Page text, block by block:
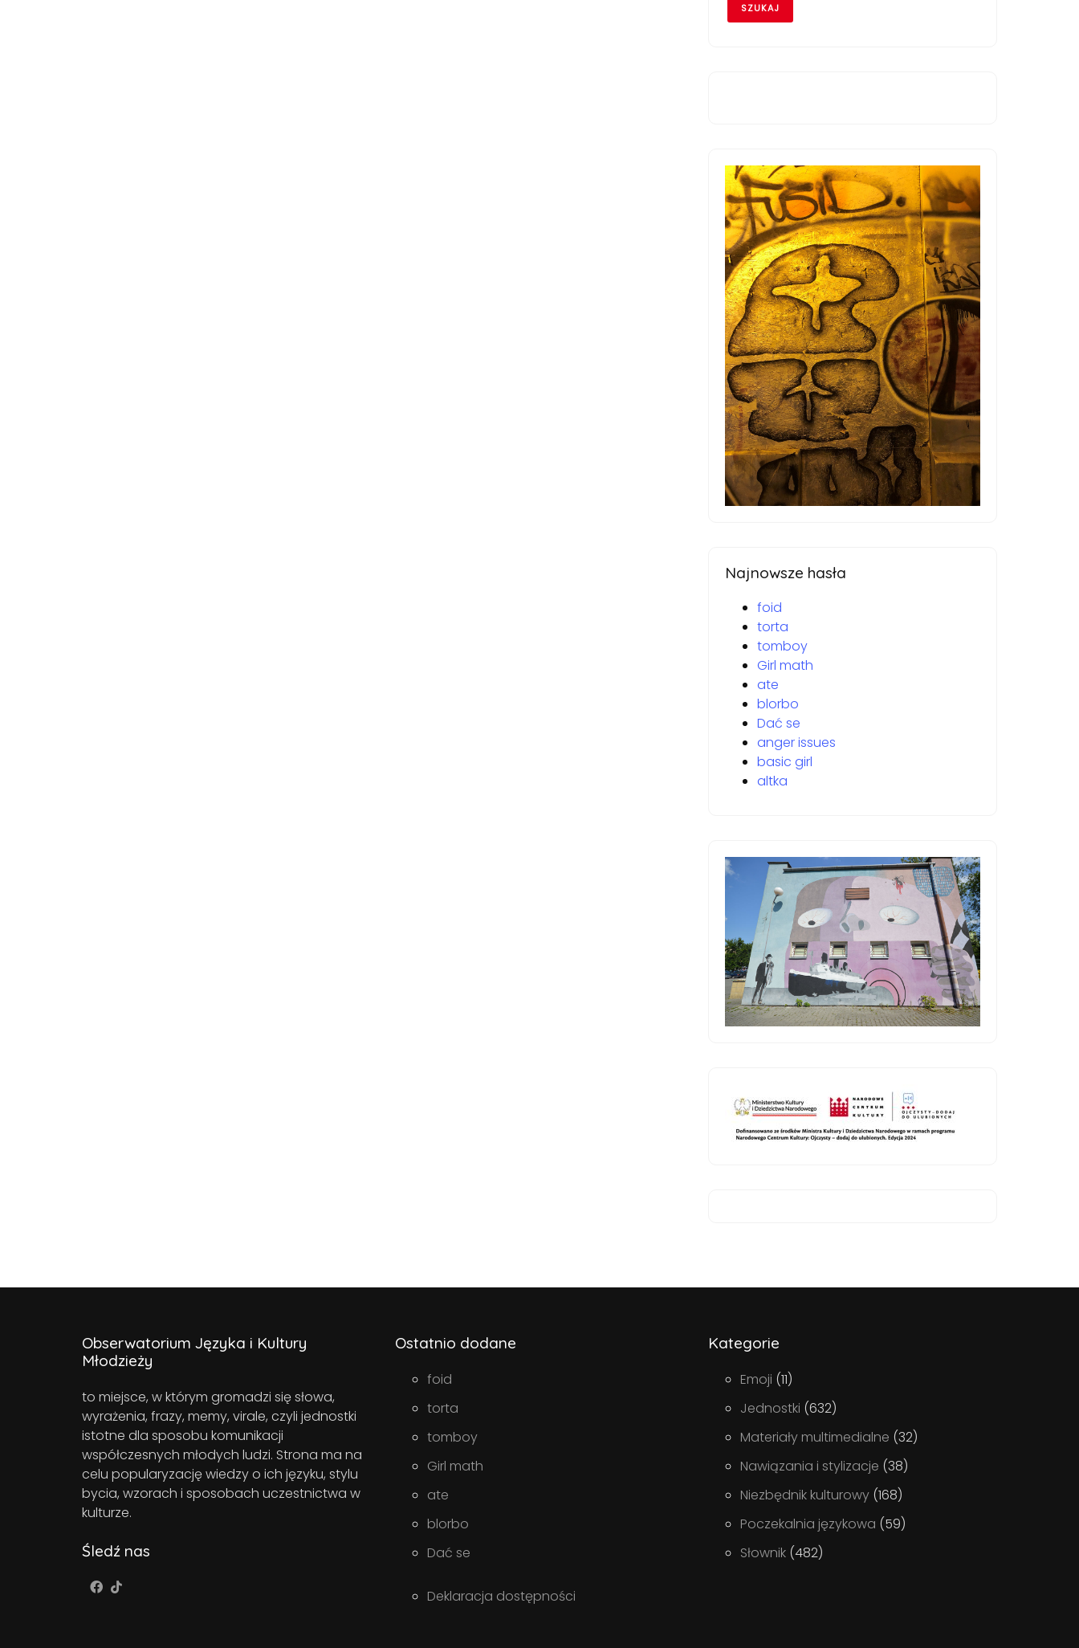
Najnowsze hasła
foid
torta
tomboy
Girl math
ate
blorbo
Dać se
anger issues
basic girl
altka
Obserwatorium Języka i Kultury
Młodzieży
to miejsce, w którym gromadzi się słowa,
wyrażenia, frazy, memy, virale, czyli jednostki
istotne dla sposobu komunikacji
współczesnych młodych ludzi. Strona ma na
celu popularyzację wiedzy o ich języku, stylu
bycia, wzorach i sposobach uczestnictwa w
kulturze.
Śledź nas
Ostatnio dodane
foid
torta
tomboy
Girl math
ate
blorbo
Dać se
Deklaracja dostępności
Kategorie
Emoji (11)
Jednostki (632)
Materiały multimedialne (32)
Nawiązania i stylizacje (38)
Niezbędnik kulturowy (168)
Poczekalnia językowa (59)
Słownik (482)